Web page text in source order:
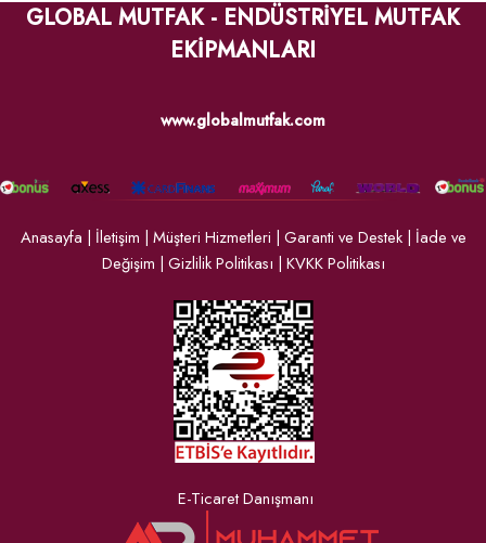
GLOBAL MUTFAK - ENDÜSTRİYEL MUTFAK
EKİPMANLARI
www.globalmutfak.com
Anasayfa | İletişim | Müşteri Hizmetleri | Garanti ve Destek| İade ve
Değişim | Gizlilik Politikası | KVKK Politikası
E-Ticaret Danışmanı